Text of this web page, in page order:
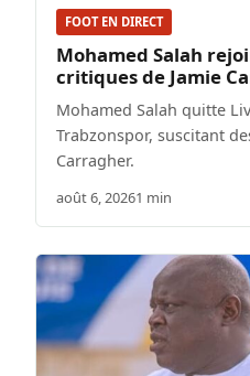
FOOT EN DIRECT
Mohamed Salah
critiques de Jamie
Mohamed Salah quitte
Trabzonspor, suscitant
Carragher.
août 6, 20261 min